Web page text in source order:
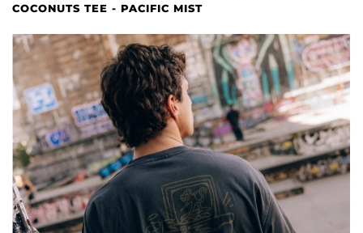
COCONUTS TEE - PACIFIC MIST